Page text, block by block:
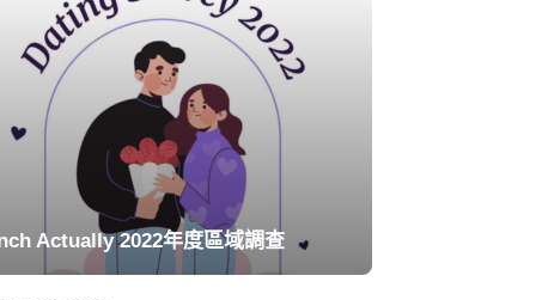
Actually 2022年度區域調查